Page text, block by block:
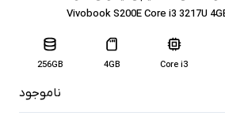
Vivobook S200E Core i3 3217U
Core i3
4GB
256GB
ناموجود